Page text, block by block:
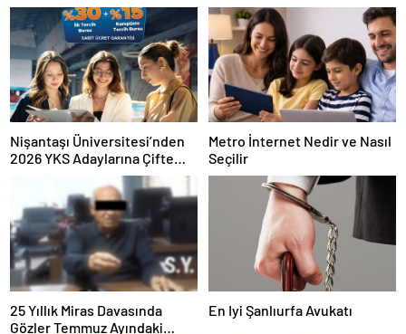
Nişantaşı Üniversitesi’nden
2026 YKS Adaylarına Çifte
Güvence: Sabit Ücret ve
Kesintisiz Burs
Metro İnternet Nedir ve Nasıl
Seçilir
25 Yıllık Miras Davasında
Gözler Temmuz Ayındaki
En Iyi Şanlıurfa Avukatı